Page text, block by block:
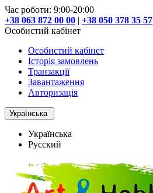
Час роботи: 9:00-20:00
+38 063 872 00 00 | +38 050 378 35 57
Особистий кабінет
Особистий кабінет
Історія замовлень
Транзакції
Завантаження
Авторизація
Українська
Українська
Русский